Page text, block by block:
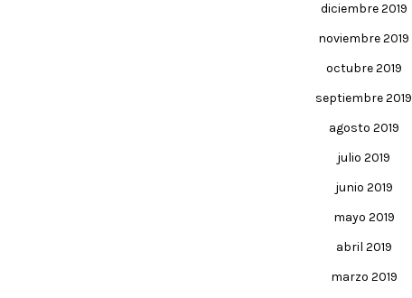
diciembre 2019
noviembre 2019
octubre 2019
septiembre 2019
agosto 2019
julio 2019
junio 2019
mayo 2019
abril 2019
marzo 2019